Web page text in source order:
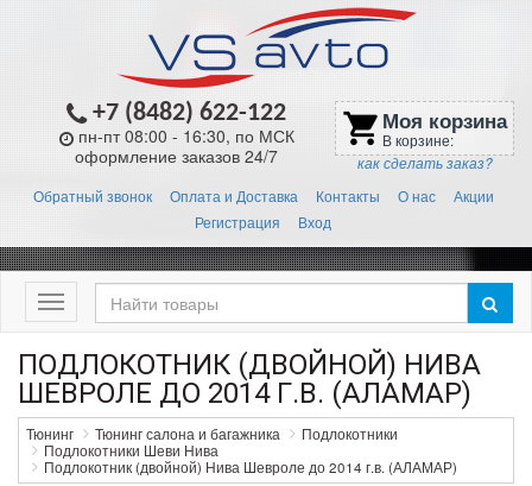
+7 (8482) 622-122
пн-пт 08:00 - 16:30, по МСК
оформление заказов 24/7
shopping_cart Моя корзина
В корзине:
как сделать заказ?
Обратный звонок Оплата и Доставка Контакты О нас
Акции
Регистрация
Вход
Меню
ПОДЛОКОТНИК (ДВОЙНОЙ) НИВА
ШЕВРОЛЕ ДО 2014 Г.В. (АЛАМАР)
Тюнинг Тюнинг салона и багажника
Подлокотники
Подлокотники Шеви Нива
Подлокотник (двойной) Нива Шевроле до 2014 г.в. (АЛАМАР)